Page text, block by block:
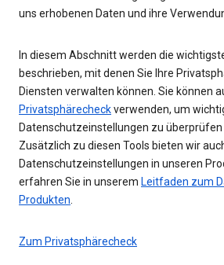
uns erhobenen Daten und ihre
In diesem Abschnitt werden die
beschrieben, mit denen Sie Ihre
Diensten verwalten können. Sie können
Privatsphärecheckverwenden, um
Datenschutzeinstellungen zu überprüfen
Zusätzlich zu diesen Tools bieten wir
Datenschutzeinstellungen in unseren
erfahren Sie in unserem Leitfaden zum
Produkten
Zum Privatsphärecheck